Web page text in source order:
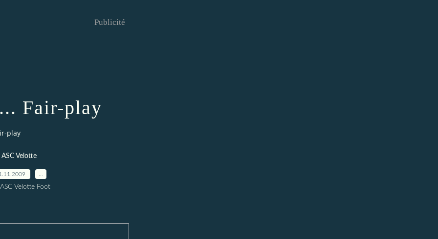
Publicité
Fair-play
play
ASC Velotte
Velotte Foot